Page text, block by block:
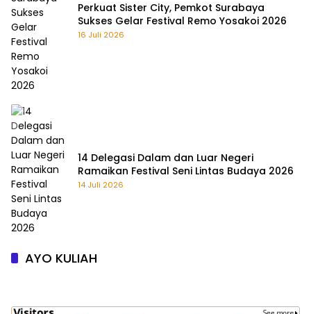
Perkuat Sister City, Pemkot Surabaya
Sukses Gelar Festival Remo Yosakoi 2026
16 Juli 2026
14 Delegasi Dalam dan Luar Negeri
Ramaikan Festival Seni Lintas Budaya 2026
14 Juli 2026
AYO KULIAH